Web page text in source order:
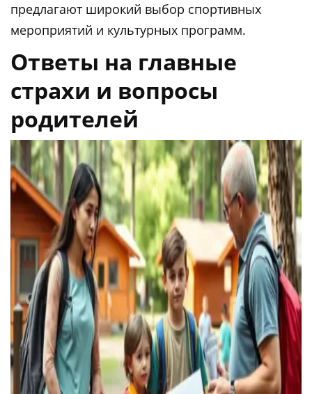
предлагают широкий выбор спортивных
мероприятий и культурных программ.
Ответы на главные
страхи и вопросы
родителей